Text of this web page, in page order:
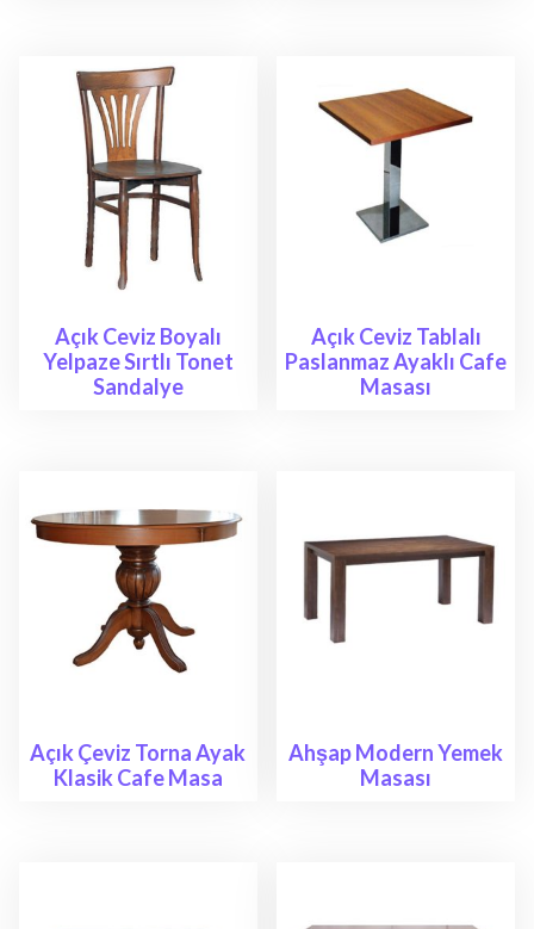
Açık Ceviz Boyalı
Yelpaze Sırtlı Tonet
Sandalye
Açık Ceviz Tablalı
Paslanmaz Ayaklı Cafe
Masası
Açık Çeviz Torna Ayak
Klasik Cafe Masa
Ahşap Modern Yemek
Masası